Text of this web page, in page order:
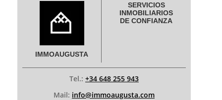
IMMOAUGUSTA
SERVICIOS
INMOBILIARIOS
DE CONFIANZA
Tel.: +34 648 255 943
Mail: info@immoaugusta.com